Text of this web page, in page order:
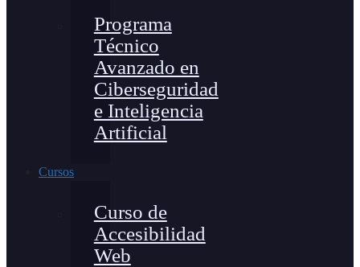
Programa
Técnico
Avanzado en
Ciberseguridad
e Inteligencia
Artificial
Cursos
Curso de
Accesibilidad
Web